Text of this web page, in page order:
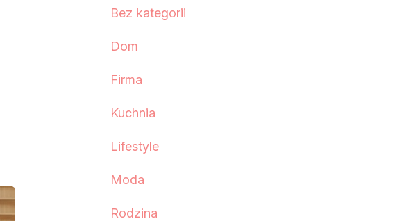
Bez kategorii
Dom
Firma
Kuchnia
Lifestyle
Moda
Rodzina